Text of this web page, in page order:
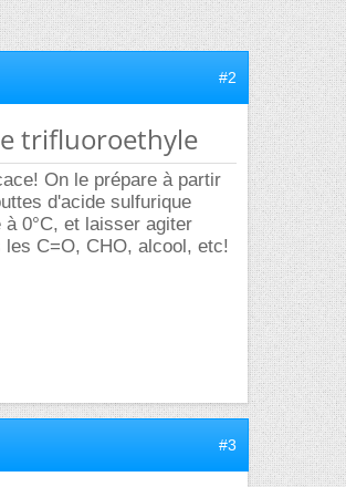
#2
trifluoroethyle
On le prépare à partir
d'acide sulfurique
0°C, et laisser agiter
C=O, CHO, alcool, etc!
#3